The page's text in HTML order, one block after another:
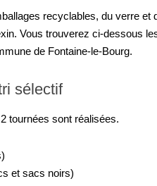
recyclables, du verre
Vous trouverez ci-dessous
de Fontaine-le-Bourg.
sélectif
tournées sont réalisées.
et sacs noirs)